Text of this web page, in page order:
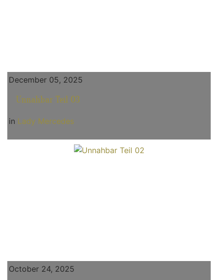
December 05, 2025
Unnahbar Teil 03
in Lady Mercedes
October 24, 2025